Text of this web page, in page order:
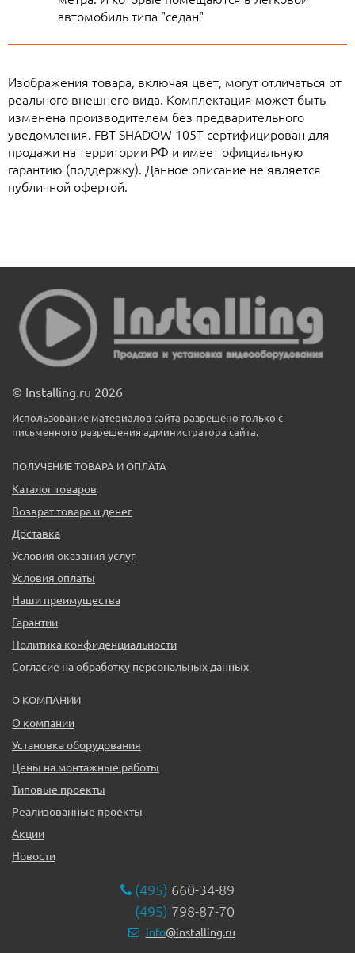
автомобиль типа "седан"
Изображения товара, включая цвет, могут отличаться от
реального внешнего вида. Комплектация может быть
изменена производителем без предварительного
уведомления. FBT SHADOW 105T сертифицирован для
продажи на территории РФ и имеет официальную
гарантию (поддержку). Данное описание не является
публичной офертой.
© Installing.ru 2026
Использование материалов сайта разрешено только с
письменного разрешения администратора сайта.
ПОЛУЧЕНИЕ ТОВАРА И ОПЛАТА
Каталог товаров
Возврат товара и денег
Доставка
Условия оказания услуг
Условия оплаты
Наши преимущества
Гарантии
Политика конфиденциальности
Согласие на обработку персональных данных
О КОМПАНИИ
О компании
Установка оборудования
Цены на монтажные работы
Типовые проекты
Реализованные проекты
Акции
Новости
(495) 660-34-89
(495) 798-87-70
info@installing.ru